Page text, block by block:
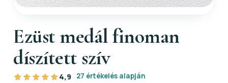
Ezüst medál finoman
díszített szív
4,9 27 értékelés alapján